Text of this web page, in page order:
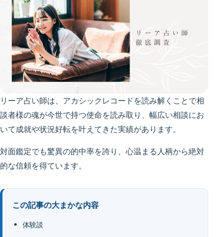
リーア占い師は、アカシックレコードを読み解くことで相
談者様の魂が今世で持つ使命を読み取り、幅広い相談にお
いて成就や状況好転を叶えてきた実績があります。
対面鑑定でも驚異の的中率を誇り、心温まる人柄から絶対
的な信頼を得ています。
この記事の大まかな内容
体験談